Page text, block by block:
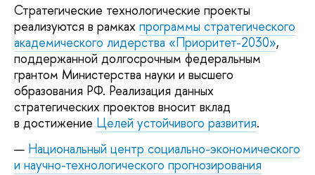
Стратегические технологические проекты
реализуются в рамках программы стратегического
академического лидерства «Приоритет-2030»,
поддержанной долгосрочным федеральным
грантом Министерства науки и высшего
образования РФ. Реализация данных
стратегических проектов вносит вклад
в достижение Целей устойчивого развития.
Национальный центр социально-экономического
и научно-технологического прогнозирования